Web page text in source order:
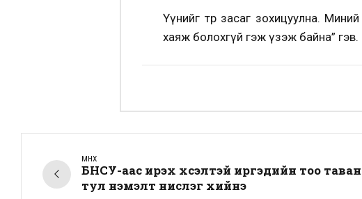
Үүнийг төр засаг зохицуулна.
хаяж болохгүй гэж үзэж байна” гэв.
ӨМНӨХ
БНСУ-аас ирэх хүсэлтэй иргэдийн тоо таван
тул нэмэлт нислэг хийнэ